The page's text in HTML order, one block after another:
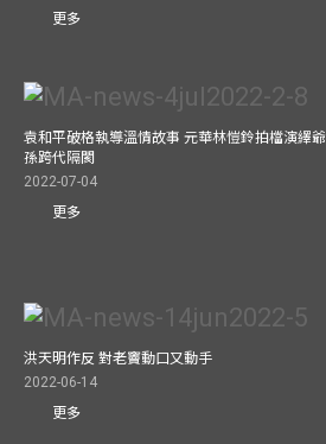
更多
袁和平破格執導溫情故事 元華林愷鈴拍檔演繹爺
孫跨代隔閡
2022-07-04
更多
洪天明作反 對老竇動口又動手
2022-06-14
更多